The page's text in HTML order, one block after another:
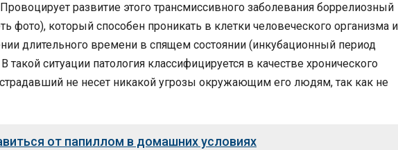
развитие этого трансмиссивного заболевания боррелиозный
фото), который способен проникать в клетки человеческого организма и
длительного времени в спящем состоянии (инкубационный период
такой ситуации патология классифицируется в качестве хронического
не несет никакой угрозы окружающим его людям, так как не
от папиллом в домашних условиях